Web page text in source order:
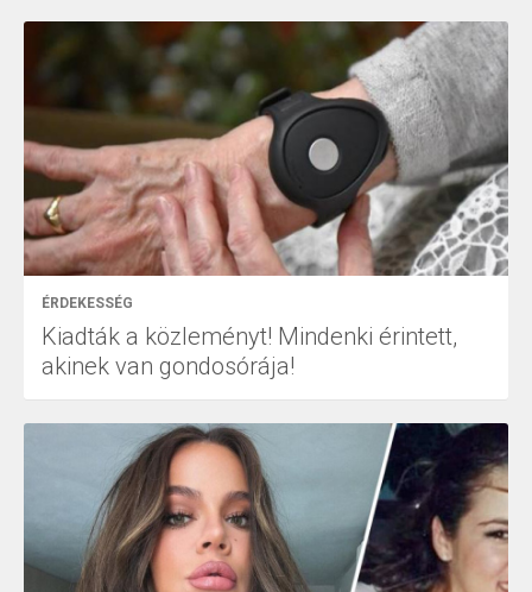
ÉRDEKESSÉG
Kiadták a közleményt! Mindenki érintett,
akinek van gondosórája!